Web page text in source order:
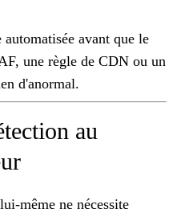
avant que le
une règle de CDN ou un
d'anormal.
au
même ne nécessite